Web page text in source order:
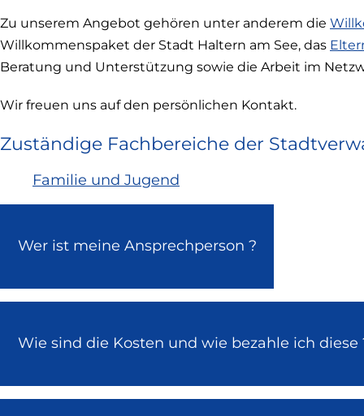
Zu unserem Angebot gehören unter anderem die
Willkommenspaket der Stadt Haltern am See, das
Beratung und Unterstützung sowie die Arbeit im
Wir freuen uns auf den persönlichen Kontakt.
Zuständige Fachbereiche der
Familie und Jugend
Wer ist meine Ansprechperson ?
Wie sind die Kosten und wie bezahle ich diese